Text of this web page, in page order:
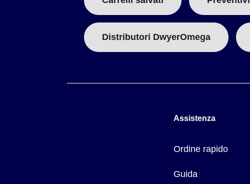
Distributori DwyerOmega
Assistenza
Ordine rapido
Guida